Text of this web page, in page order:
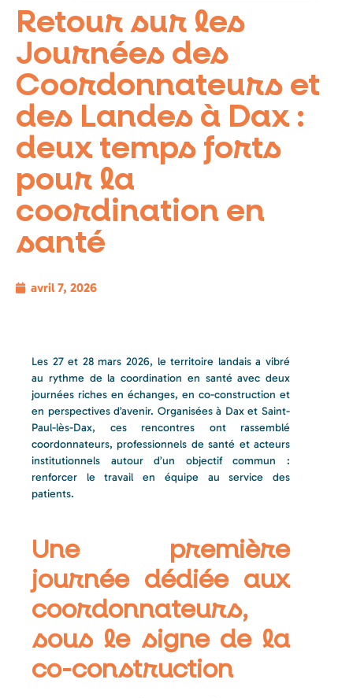
Retour sur les
Journées des
Coordonnateurs et
des Landes à Dax :
deux temps forts
pour la
coordination en
santé
avril 7, 2026
Les 27 et 28 mars 2026, le territoire landais a vibré
au rythme de la coordination en santé avec deux
journées riches en échanges, en co-construction et
en perspectives d’avenir. Organisées à Dax et Saint-
Paul-lès-Dax, ces rencontres ont rassemblé
coordonnateurs, professionnels de santé et acteurs
institutionnels autour d’un objectif commun :
renforcer le travail en équipe au service des
patients.
Une première
journée dédiée aux
coordonnateurs,
sous le signe de la
co-construction